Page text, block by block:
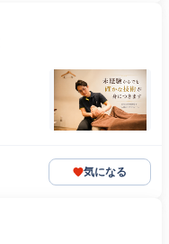
気になる